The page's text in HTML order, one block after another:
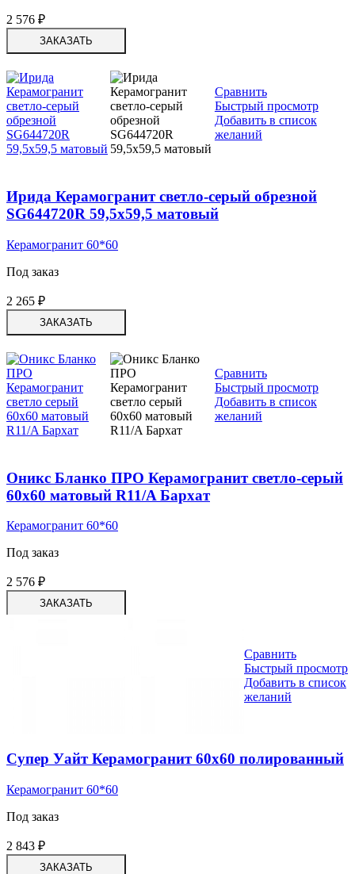
2 576 ₽
ЗАКАЗАТЬ
Сравнить
Быстрый просмотр
Добавить в список
желаний
Ирида Керамогранит светло-серый обрезной
SG644720R 59,5х59,5 матовый
Керамогранит 60*60
Под заказ
2 265 ₽
ЗАКАЗАТЬ
Сравнить
Быстрый просмотр
Добавить в список
желаний
Оникс Бланко ПРО Керамогранит светло-серый
60х60 матовый R11/A Бархат
Керамогранит 60*60
Под заказ
2 576 ₽
ЗАКАЗАТЬ
Сравнить
Быстрый просмотр
Добавить в список
желаний
Супер Уайт Керамогранит 60х60 полированный
Керамогранит 60*60
Под заказ
2 843 ₽
ЗАКАЗАТЬ